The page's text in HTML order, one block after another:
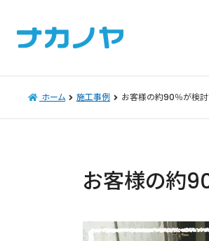
ホーム 施工事例 お客様の約90％が検討
お客様の約